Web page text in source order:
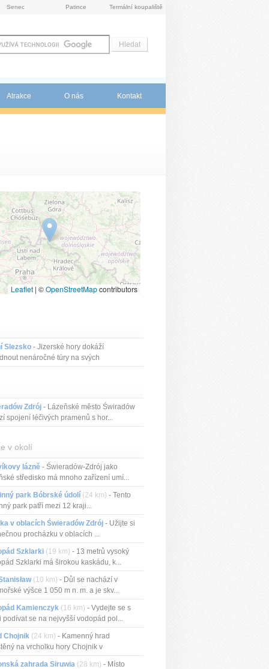
Senec Patince Termální koupaliště
Atrakce O nás Kontakt
Leaflet | ©OpenStreetMapcontributors
Slezsko - Jizerské hory dokáží
nenáročné túry na svých
Zdrój - Lázeňské město Świradów
spojení léčivých pramenů s hor...
v okolí
lázně - Świeradów-Zdrój jako
středisko má mnoho zařízení umí...
park Bóbrské údolí (24 km) - Tento
park patří mezi 12 kraji...
v oblacích Świeradów Zdrój - Užijte si
procházku v oblacích ...
Szklarki (19 km) - 13 metrů vysoký
Szklarki má širokou kaskádu, k...
(10 km) - Důl se nachází v
výšce 1 050 m n. m. a je skv...
Kamienczyk (16 km) - Vydejte se s
podívat se na nejvyšší vodopád pol...
Chojnik (24 km) - Kamenný hrad
na vrcholku hory Chojnik v
zahrada Siruwia (28 km) - Místo